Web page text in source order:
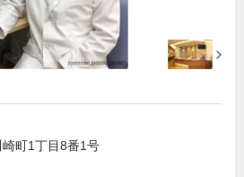
町1丁目8番1号